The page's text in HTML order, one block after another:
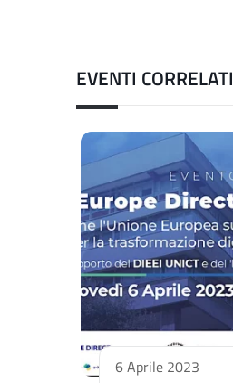
EVENTI CORRELATI
6 Aprile 2023